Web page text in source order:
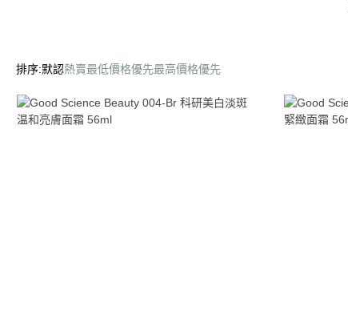
排序:默認熱賣最低價格優先最高價格優先